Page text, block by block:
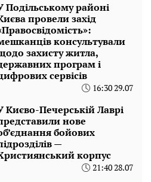
Подільському районі
провели захід
консультували
захисту житла,
програм і
сервісів
16:30 29.07
Києво-Печерській Лаврі
нове
бойових
—
корпус
21:40 28.07